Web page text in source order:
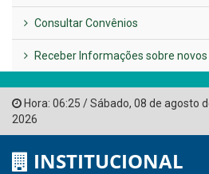
AMUPE
Governo de Pernambuco
Tribunal de Contas do Estado de
Ministério Público do Estado de
Controladoria-Geral da União